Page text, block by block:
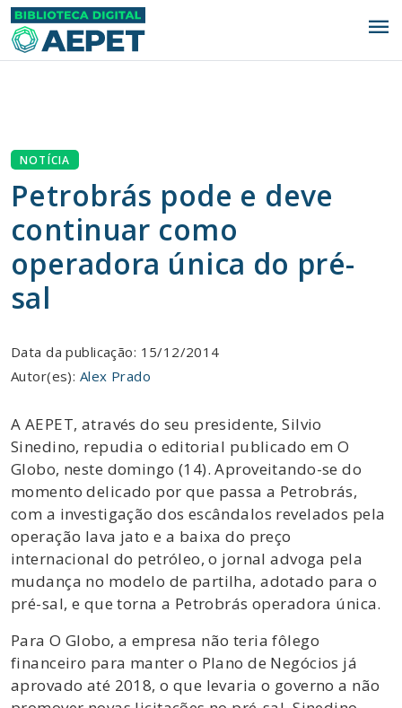
menu
NOTÍCIA
Petrobrás pode e deve
continuar como
operadora única do pré-
sal
Data da publicação: 15/12/2014
Autor(es): Alex Prado
A AEPET, através do seu presidente, Silvio
Sinedino, repudia o editorial publicado em O
Globo, neste domingo (14). Aproveitando-se do
momento delicado por que passa a Petrobrás,
com a investigação dos escândalos revelados pela
operação lava jato e a baixa do preço
internacional do petróleo, o jornal advoga pela
mudança no modelo de partilha, adotado para o
pré-sal, e que torna a Petrobrás operadora única.
Para O Globo, a empresa não teria fôlego
financeiro para manter o Plano de Negócios já
aprovado até 2018, o que levaria o governo a não